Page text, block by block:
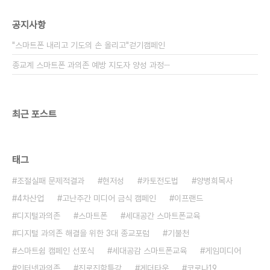
공지사항
"스마트폰 내리고 기도의 손 올리고"걷기캠페인
종교계 스마트폰 과의존 예방 지도자 양성 과정⋯
최근 포스트
태그
조절실패 문제적결과 현저성 카토전도법
양병희목사
4차산업
고난주간 미디어 금식 캠페인
이프랜드
디지털과의존
스마트폰
세대공간 스마트폰교육
디지털 과의존 해결을 위한 3대 종교포럼
기불천
스마트쉼 캠페인 선포식
세대공감 스마트폰교육
게임미디어